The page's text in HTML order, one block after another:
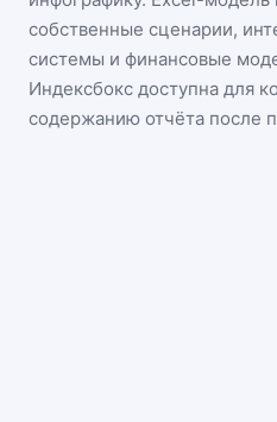
собственные сценарии,
системы и финансовые
Индексбокс доступна для
содержанию отчёта после